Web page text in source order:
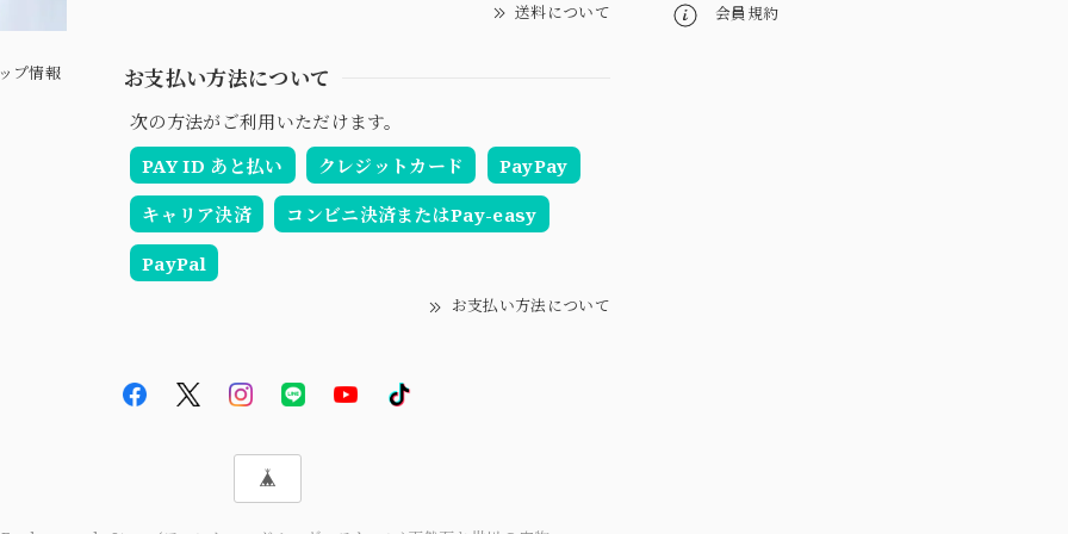
プ情報
送料について
お支払い方法について
次の方法がご利用いただけます。
PAY ID あと払い
クレジットカード PayPay
キャリア決済 コンビニ決済またはPay-easy
PayPal
お支払い方法について
会員規約